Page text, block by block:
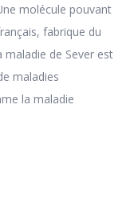
molécule pouvant
fabrique du
de Sever est
maladies
la maladie